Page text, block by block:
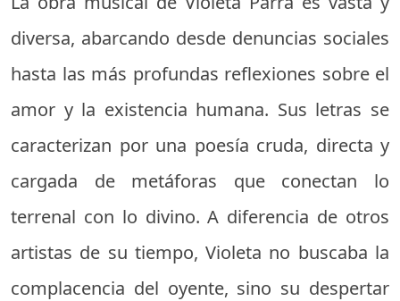
diversa, abarcando desde denuncias sociales
hasta las más profundas reflexiones sobre el
amor y la existencia humana. Sus letras se
caracterizan por una poesía cruda, directa y
cargada de metáforas que conectan lo
terrenal con lo divino. A diferencia de otros
artistas de su tiempo, Violeta no buscaba la
complacencia del oyente, sino su despertar